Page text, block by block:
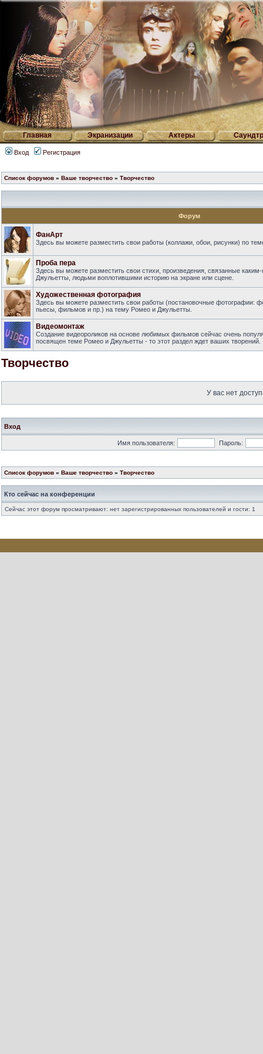
Главная Экранизации Актеры
Вход Регистрация
Список форумов » Ваше творчество » Творчество
Форум
ФанАрт
Здесь вы можете разместить свои работы (коллажи, обои, рисунки) по
Проба пера
Здесь вы можете разместить свои стихи, произведения, связанные
Джульетты, людьми воплотившими историю на экране или сцене.
Художественная фотография
Здесь вы можете разместить свои работы (постановочные фотографии:
пьесы, фильмов и пр.) на тему Ромео и Джульетты.
Видеомонтаж
Создание видеороликов на основе любимых фильмов сейчас очень
посвящен теме Ромео и Джульетты - то этот раздел ждет ваших творений.
Творчество
У вас нет
Вход
Имя пользователя: Пароль:
Список форумов » Ваше творчество » Творчество
Кто сейчас на конференции
Сейчас этот форум просматривают: нет зарегистрированных пользователей и гости: 1